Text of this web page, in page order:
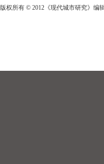
版权所有 © 2012《现代城市研究》编